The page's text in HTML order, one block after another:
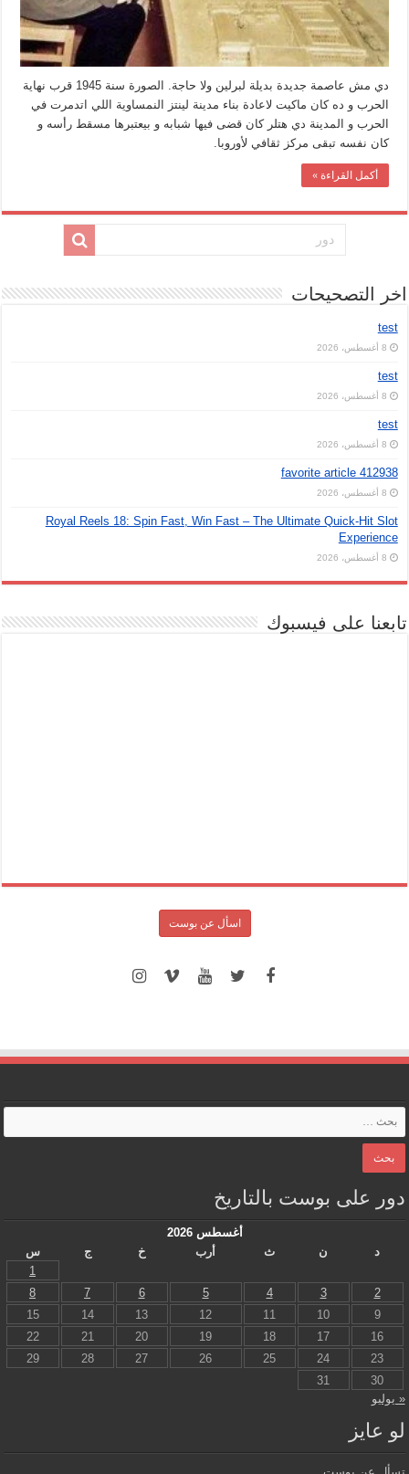
دي مش عاصمة جديدة بديلة لبرلين ولا حاجة. الصورة سنة 1945 قرب نهاية
الحرب و ده كان ماكيت لاعادة بناء مدينة لينتز النمساوية اللي اتدمرت في
الحرب و المدينة دي هتلر كان قضى فيها شبابه و بيعتبرها مسقط رأسه و
كان نفسه تبقى مركز ثقافي لأوروبا.
أكمل القراءة »
اخر التصحيحات
test
8 أغسطس، 2026
test
8 أغسطس، 2026
test
8 أغسطس، 2026
favorite article 412938
8 أغسطس، 2026
Royal Reels 18: Spin Fast, Win Fast – The Ultimate Quick‑Hit Slot
Experience
8 أغسطس، 2026
تابعنا على فيسبوك
اسأل عن بوست
دور على بوست بالتاريخ
أغسطس 2026
د
ن ث أرب خ ج
س
1
2
3
4
5
6
7
8
9
10
11
12
13
14
15
16
17
18
19
20
21
22
23
24
25
26
27
28
29
30
31
« يوليو
لو عايز